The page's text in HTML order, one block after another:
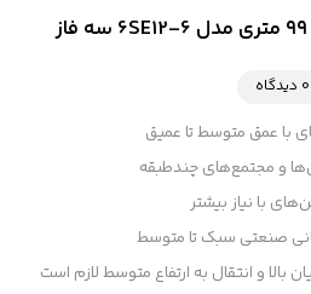
0 دیدگاه
با عمق متوسط تا عمیق
و مجتمع‌های چندطبقه
با نیاز بیشتر
صنعتی سبک تا متوسط
بالا و انتقال به ارتفاع متوسط لازم است